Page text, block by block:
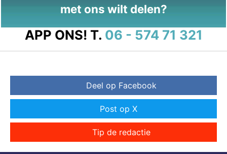
met ons wilt delen?
APP ONS! T. 06 - 574 71 321
Deel op Facebook
Post op X
Tip de redactie